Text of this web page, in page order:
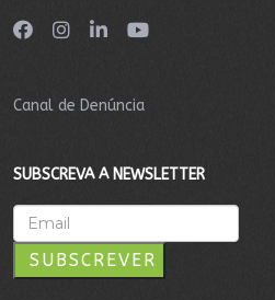
Canal de Denúncia
SUBSCREVA A NEWSLETTER
SUBSCREVER